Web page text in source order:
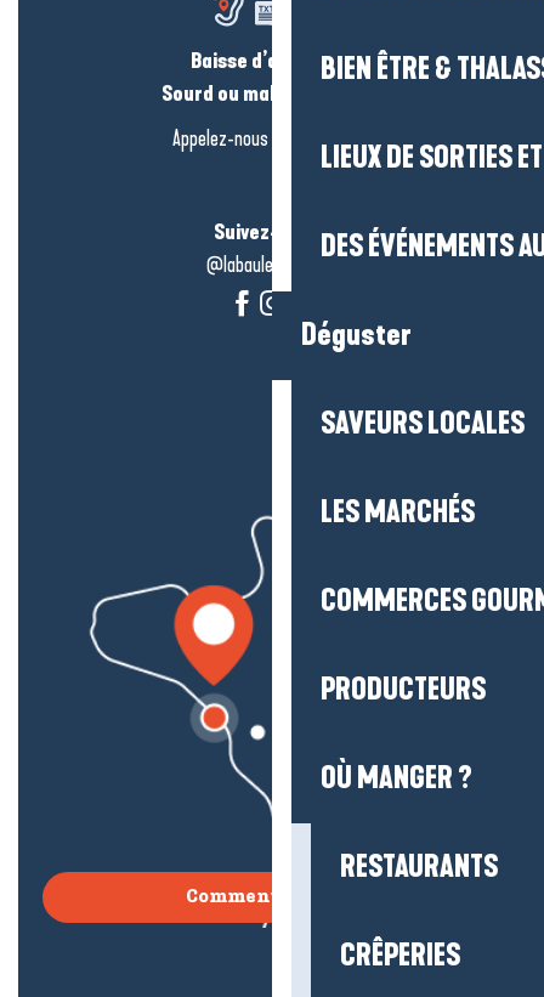
BIEN ÊTRE &
LIEUX DE SORTIES
DES ÉVÉNEMENTS
Déguster
SAVEURS LOCALES
LES MARCHÉS
COMMERCES
PRODUCTEURS
OÙ MANGER ?
RESTAURANTS
CRÊPERIES
Baisse d’audition ?
Sourd ou malentendant ?
Appelez-nous en
cliquant-ici
Suivez-nous !
@labauleguérande
Comment venir ?